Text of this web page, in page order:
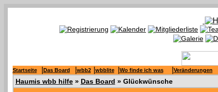
Startseite Das Board wbb2 wbblite Wo finde ich was Veränderungen
Haumis wbb hilfe» Das Board » Glückwünsche